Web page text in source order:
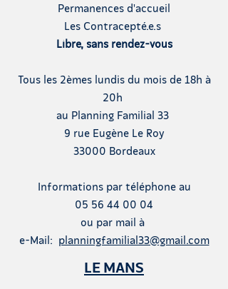
Permanences d'accueil
Les Contracepté.e.s
Libre, sans rendez-vous
Tous les 2èmes lundis du mois de 18h à
20h
au Planning Familial 33
9 rue Eugène Le Roy
33000 Bordeaux
Informations par téléphone au
05 56 44 00 04
ou par mail à
e-Mail: planningfamilial33@gmail.com
LE MANS